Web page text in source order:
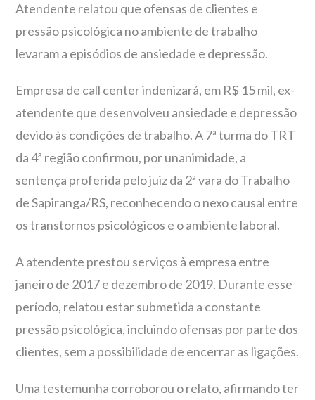
Atendente relatou que ofensas de clientes e
pressão psicológica no ambiente de trabalho
levaram a episódios de ansiedade e depressão.
Empresa de call center indenizará, em R$ 15 mil, ex-
atendente que desenvolveu ansiedade e depressão
devido às condições de trabalho. A 7ª turma do TRT
da 4ª região confirmou, por unanimidade, a
sentença proferida pelo juiz da 2ª vara do Trabalho
de Sapiranga/RS, reconhecendo o nexo causal entre
os transtornos psicológicos e o ambiente laboral.
A atendente prestou serviços à empresa entre
janeiro de 2017 e dezembro de 2019. Durante esse
período, relatou estar submetida a constante
pressão psicológica, incluindo ofensas por parte dos
clientes, sem a possibilidade de encerrar as ligações.
Uma testemunha corroborou o relato, afirmando ter